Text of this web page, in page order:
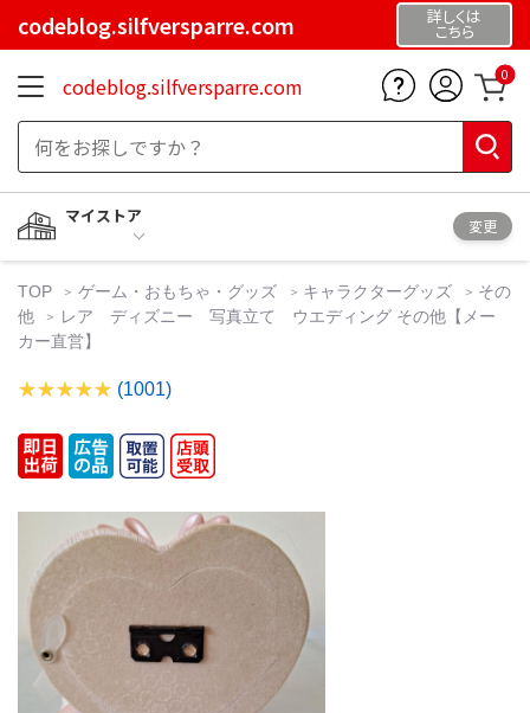
codeblog.silfversparre.com 詳しくは
こちら
codeblog.silfversparre.com 0
マイストア
変更
TOP ゲーム・おもちゃ・グッズ キャラクターグッズ
その
他
レア ディズニー 写真立て ウエディング その他【メー
カー直営】
(1001)